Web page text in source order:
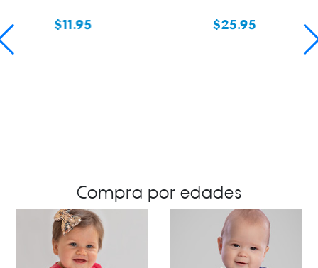
$11.95 $25.95
Compra por edades